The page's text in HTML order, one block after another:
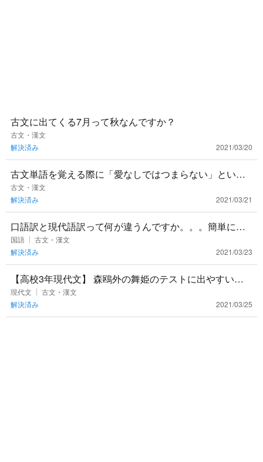
古文に出てくる7月って秋なんですか？
古文・漢文
解決済み
2021/03/20
古文単語を覚える際に「愛なしではつまらない」という
ように語呂で暗記しています。皆さんのおすすめがあれ
ば教えてください！
古文・漢文
解決済み
2021/03/21
口語訳と現代語訳って何が違うんですか。。。簡単にお
しえてください！
国語
古文・漢文
解決済み
2021/03/23
【高校3年現代文】 森鴎外の舞姫のテストに出やすい漢
字をどなたか教えてください！出題範囲は教科書に載っ
ている舞姫全部です
現代文
古文・漢文
解決済み
2021/03/25